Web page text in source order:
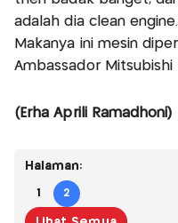
adalah dia clean
Makanya ini mesin
Ambassador Mitsubishi
(Erha Aprili Ramadhoni)
Halaman:
1 2